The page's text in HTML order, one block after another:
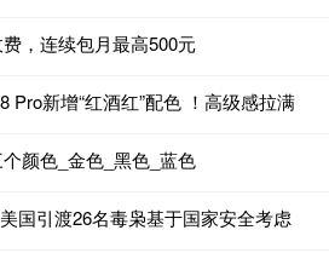
，连续包月最高500元
Pro新增“红酒红”配色 ！高级感拉满
颜色_金色_黑色_蓝色
国引渡26名毒枭基于国家安全考虑